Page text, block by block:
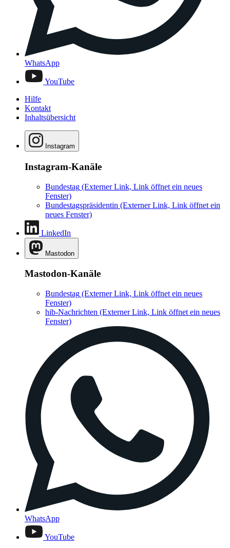
WhatsApp
YouTube
Hilfe
Kontakt
Inhaltsübersicht
Instagram
Instagram-Kanäle
Bundestag (Externer Link, Link öffnet ein neues
Fenster)
Bundestagspräsidentin (Externer Link, Link öffnet ein
neues Fenster)
LinkedIn
Mastodon
Mastodon-Kanäle
Bundestag (Externer Link, Link öffnet ein neues
Fenster)
hib-Nachrichten (Externer Link, Link öffnet ein neues
Fenster)
WhatsApp
YouTube